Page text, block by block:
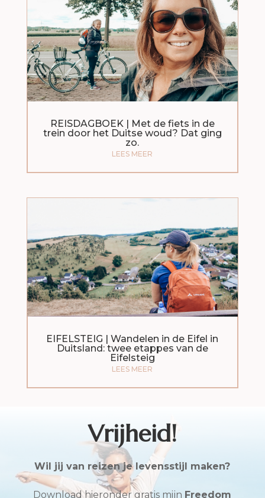
REISDAGBOEK | Met de fiets in de
trein door het Duitse woud? Dat ging
zo.
LEES MEER
EIFELSTEIG | Wandelen in de Eifel in
Duitsland: twee etappes van de
Eifelsteig
LEES MEER
Vrijheid!
Wil jij van reizen je levensstijl maken?
Download hieronder gratis mijn Freedom